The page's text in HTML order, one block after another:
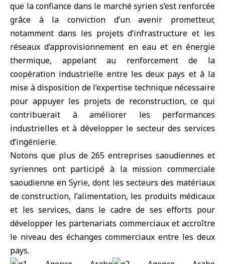
que la confiance dans le marché syrien s’est renforcée
grâce à la conviction d’un avenir prometteur,
notamment dans les projets d’infrastructure et les
réseaux d’approvisionnement en eau et en énergie
thermique, appelant au renforcement de la
coopération industrielle entre les deux pays et à la
mise à disposition de l’expertise technique nécessaire
pour appuyer les projets de reconstruction, ce qui
contribuerait à améliorer les performances
industrielles et à développer le secteur des services
d’ingénierie.
Notons que plus de 265 entreprises saoudiennes et
syriennes ont participé à la mission commerciale
saoudienne en Syrie, dont les secteurs des matériaux
de construction, l’alimentation, les produits médicaux
et les services, dans le cadre de ses efforts pour
développer les partenariats commerciaux et accroître
le niveau des échanges commerciaux entre les deux
pays.